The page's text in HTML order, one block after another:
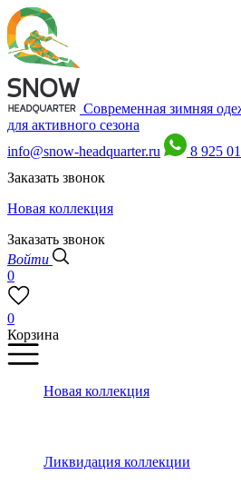
Современная зимняя
для активного сезона
info@snow-headquarter.ru
8 925
Заказать звонок
Новая коллекция
Заказать звонок
Войти
0
0
Корзина
Новая коллекция
Ликвидация коллекции